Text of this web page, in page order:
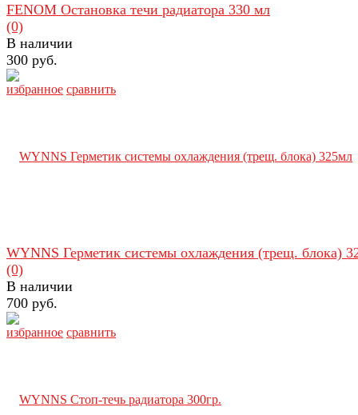
избранное сравнить
FENOM Остановка течи радиатора 330 мл
(0)
В наличии
300 руб.
избранное сравнить
WYNNS Герметик системы охлаждения (трещ. блока)
(0)
В наличии
700 руб.